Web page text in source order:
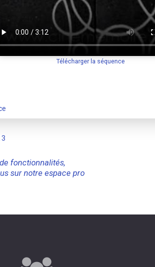
Télécharger la séquence
3
fonctionnalités,
sur notre espace pro